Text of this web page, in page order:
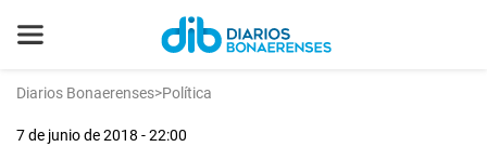
Diarios Bonaerenses>Política
7 de junio de 2018 - 22:00